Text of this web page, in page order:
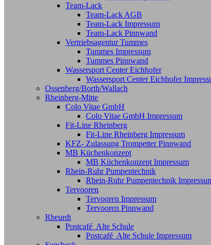
Team-Lack
Team-Lack AGB
Team-Lack Impressum
Team-Lack Pinnwand
Vertriebsagentur Tummes
Tummes Impressum
Tummes Pinnwand
Wassersport Center Eichhofer
Wassersport Center Eichhofer
Ossenberg/Borth/Wallach
Rheinberg-Mitte
Colo Vitae GmbH
Colo Vitae GmbH Impressum
Fit-Line Rheinberg
Fit-Line Rheinberg Impressum
KFZ- Zulassung Trompetter Pinnwand
MB Küchenkonzept
MB Küchenkonzept Impressum
Rhein-Ruhr Pumpentechnik
Rhein-Ruhr Pumpentechnik
Tervooren
Tervooren Impressum
Tervooren Pinnwand
Rheurdt
Postcafé Alte Schule
Postcafé Alte Schule Impressum